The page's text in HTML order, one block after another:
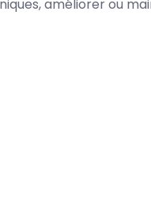
améliorer ou